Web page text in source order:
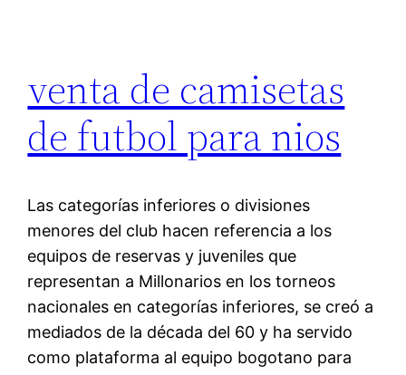
venta de camisetas
de futbol para nios
Las categorías inferiores o divisiones
menores del club hacen referencia a los
equipos de reservas y juveniles que
representan a Millonarios en los torneos
nacionales en categorías inferiores, se creó a
mediados de la década del 60 y ha servido
como plataforma al equipo bogotano para